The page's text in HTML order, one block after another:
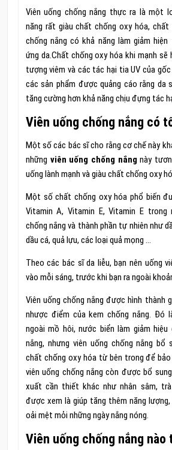
Viên uống chống nắng thực ra là một
năng rất giàu chất chống oxy hóa, chất
chống nắng có khả năng làm giảm
ứng da.Chất chống oxy hóa khi mạnh sẽ
tượng viêm và các tác hại tia UV của gốc
các sản phẩm được quảng cáo rằng da
tăng cường hơn khả năng chịu đựng tác
Viên uống chống nắng có
Một số các bác sĩ cho rằng cơ chế này
những viên uống chống nắngnày
uống lành mạnh và giàu chất chống oxy
Một số chất chống oxy hóa phổ biến
Vitamin A, Vitamin E, Vitamin E trong
chống nắng và thành phần tự nhiên như
dầu cá, quả lựu, các loại quả mọng …
Theo các bác sĩ da liễu, bạn nên uống
vào mỗi sáng, trước khi bạn ra ngoài
Viên uống chống nắng được hình thành
nhược điểm của kem chống nắng. Đó
ngoài mồ hôi, nước biển làm giảm hiệu
nắng, nhưng viên uống chống nắng bổ
chất chống oxy hóa từ bên trong để bảo
viên uống chống nắng còn được bổ
xuất cần thiết khác như nhân sâm,
được xem là giúp tăng thêm năng lượng,
oải mệt mỏi những ngày nắng nóng.
Viên uống chống nắng nào